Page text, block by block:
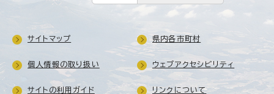
サイトマップ 県内各市町村
個人情報の取り扱い ウェブアクセシビリティ
サイトの利用ガイド リンクについて